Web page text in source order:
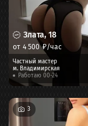
Злата,18
от 4 500₽/час
Частный мастер
м. Владимирская
Работаю 00-24
3